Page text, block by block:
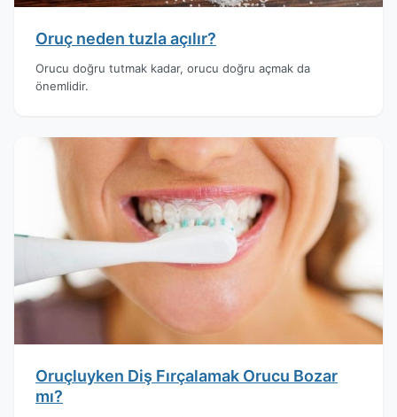
Oruç neden tuzla açılır?
Orucu doğru tutmak kadar, orucu doğru açmak da
önemlidir.
Oruçluyken Diş Fırçalamak Orucu Bozar
mı?